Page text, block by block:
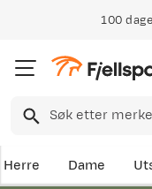
100
Herre Dame